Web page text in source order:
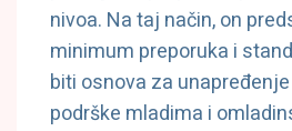
nivoa. Na taj način, on
minimum preporuka i
biti osnova za
podrške mladima i